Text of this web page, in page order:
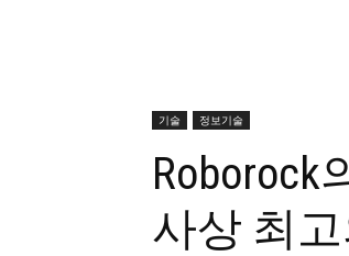
기술 정보기술
Roborock
사상 최